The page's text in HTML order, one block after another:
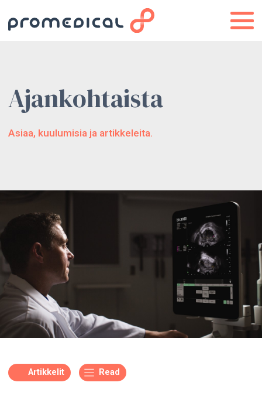
Ajankohtaista
Asiaa, kuulumisia ja artikkeleita.
Artikkelit Read